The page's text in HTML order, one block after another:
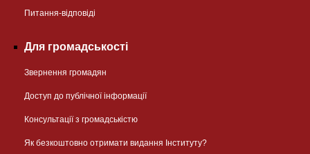
Питання-відповіді
Для громадськості
Звернення громадян
Доступ до публічної інформації
Консультації з громадськістю
Як безкоштовно отримати видання Інституту?